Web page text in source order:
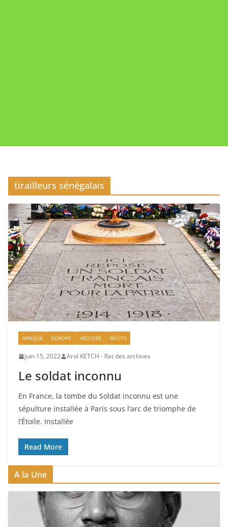
tirailleurs sénégalais
AFRIQUE EUROPE HISTOIRE RÉCITS
juin 15, 2022 Arol KETCH - Rat des archives
Le soldat inconnu
En France, la tombe du Soldat inconnu est une
sépulture installée à Paris sous l’arc de triomphe de
l’Étoile. Installée
Read More
A la Une